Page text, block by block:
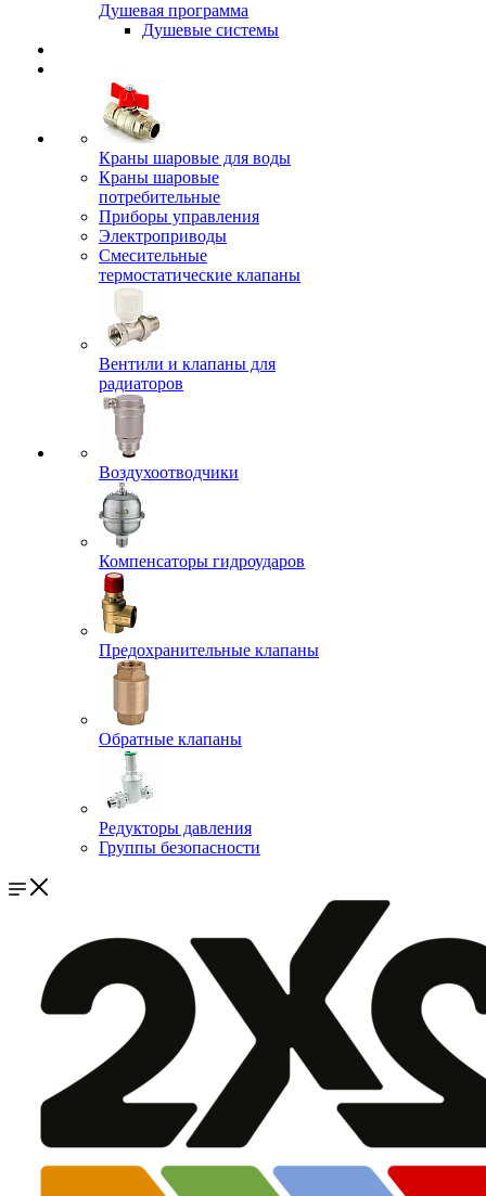
Душевая программа
Душевые системы
Краны шаровые для воды
Краны шаровые
потребительные
Приборы управления
Электроприводы
Смесительные
термостатические клапаны
Вентили и клапаны для
радиаторов
Воздухоотводчики
Компенсаторы гидроударов
Предохранительные клапаны
Обратные клапаны
Редукторы давления
Группы безопасности